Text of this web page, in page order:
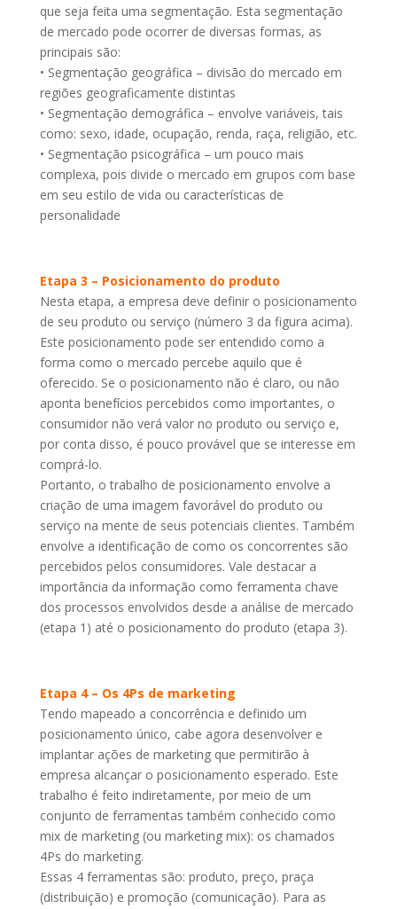
que seja feita uma segmentação. Esta segmentação
de mercado pode ocorrer de diversas formas, as
principais são:
• Segmentação geográfica – divisão do mercado em
regiões geograficamente distintas
• Segmentação demográfica – envolve variáveis, tais
como: sexo, idade, ocupação, renda, raça, religião, etc.
• Segmentação psicográfica – um pouco mais
complexa, pois divide o mercado em grupos com base
em seu estilo de vida ou características de
personalidade
Etapa 3 – Posicionamento do produto
Nesta etapa, a empresa deve definir o posicionamento
de seu produto ou serviço (número 3 da figura acima).
Este posicionamento pode ser entendido como a
forma como o mercado percebe aquilo que é
oferecido. Se o posicionamento não é claro, ou não
aponta benefícios percebidos como importantes, o
consumidor não verá valor no produto ou serviço e,
por conta disso, é pouco provável que se interesse em
comprá-lo.
Portanto, o trabalho de posicionamento envolve a
criação de uma imagem favorável do produto ou
serviço na mente de seus potenciais clientes. Também
envolve a identificação de como os concorrentes são
percebidos pelos consumidores. Vale destacar a
importância da informação como ferramenta chave
dos processos envolvidos desde a análise de mercado
(etapa 1) até o posicionamento do produto (etapa 3).
Etapa 4 – Os 4Ps de marketing
Tendo mapeado a concorrência e definido um
posicionamento único, cabe agora desenvolver e
implantar ações de marketing que permitirão à
empresa alcançar o posicionamento esperado. Este
trabalho é feito indiretamente, por meio de um
conjunto de ferramentas também conhecido como
mix de marketing (ou marketing mix): os chamados
4Ps do marketing.
Essas 4 ferramentas são: produto, preço, praça
(distribuição) e promoção (comunicação). Para as